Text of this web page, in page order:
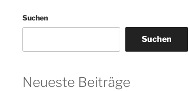
Suchen
Suchen
Neueste Beiträge